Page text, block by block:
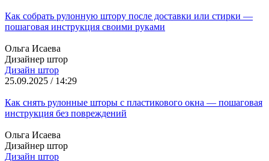
Как собрать рулонную штору после доставки или стирки —
пошаговая инструкция своими руками
Ольга Исаева
Дизайнер штор
Дизайн штор
25.09.2025 / 14:29
Как снять рулонные шторы с пластикового окна — пошаговая
инструкция без повреждений
Ольга Исаева
Дизайнер штор
Дизайн штор